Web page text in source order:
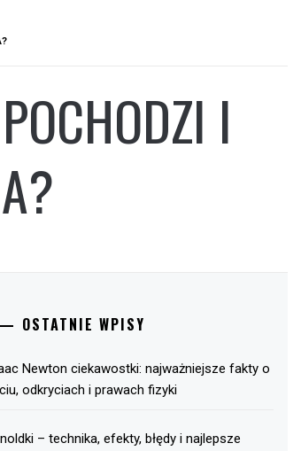
I
OSTATNIE WPISY
Newton ciekawostki: najważniejsze fakty o
odkryciach i prawach fizyki
– technika, efekty, błędy i najlepsze